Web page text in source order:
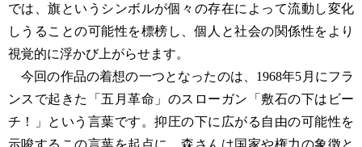
では、旗というシンボルが個々の存在によって流動し変化
しうることの可能性を標榜し、個人と社会の関係性をより
視覚的に浮かび上がらせます。
今回の作品の着想の一つとなったのは、1968年5月にフラ
ンスで起きた「五月革命」のスローガン「敷石の下はビー
チ！」という言葉です。抑圧の下に広がる自由の可能性を
示唆するこの言葉を起点に、森さんは国家や権力の象徴と